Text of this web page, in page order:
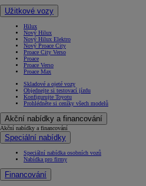
Užitkové vozy
Hilux
Nový Hilux
Nový Hilux Elektro
Nový Proace City
Proace City Verso
Proace
Proace Verso
Proace Max
Skladové a ojeté vozy
Objednejte si testovací jízdu
Konfigurujte Toyotu
Prohlédněte si ceníky všech modelů
Akční nabídky a financování
Akční nabídky a financování
Speciální nabídky
Speciální nabídka osobních vozů
Nabídka pro firmy
Financování